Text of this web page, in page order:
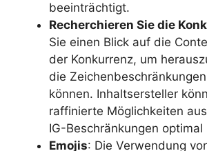
beeinträchtigt.
Recherchieren Sie die
Sie einen Blick auf die
der Konkurrenz, um
die
können. Inhaltsersteller
raffinierte Möglichkeiten
IG-Beschränkungen optimal
Emojis: Die Verwendung